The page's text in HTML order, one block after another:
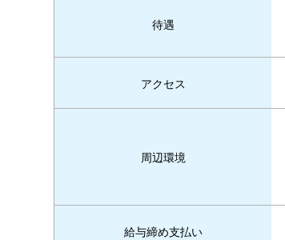
待遇
アクセス
周辺環境
給与締め支払い